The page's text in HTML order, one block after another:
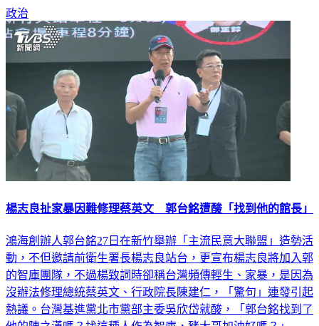
政治
楊志良扯家暴因難修理蔡英文 郭台銘遭酸「找到他的館長」
鴻海創辦人郭台銘27日在新竹舉辦「主流民意大聯盟」造勢活
動，不但邀請前衛生署長楊志良站台，更宣布楊志良將加入郭
的智庫團隊，不過楊致詞時卻稱台灣頻傳輕生、家暴，是因為
沒辦法修理總統蔡英文、行政院長陳建仁，「驚句」連發引起
熱議。台灣基進黨北市黨部主委吳欣岱就酸，「郭台銘找到了